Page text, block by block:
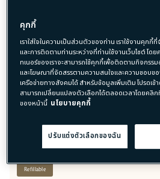
LE SÉRUM
฿ 4,200 - ฿ 12,700
(4 sizes)
LE SÉRUM
Refillable
คุกกี้
เราใส่ใจในความเป็นส่วนตัวของท่าน เราใช้งานคุกกี้
และการติดตามท่านระหว่างที่ท่านใช้งานเว็บไซต์ โด
ทเนอร์ของเราจะสามารถใช้คุกกี้เพื่อติดตามกิจกรร
และโฆษณาที่จัดสรรตามความสนใจและความชอบข
เครือข่ายทางสังคมได้ สำหรับข้อมูลเพิ่มเติม โปรดเข้
สามารถเปลี่ยนแปลงตัวเลือกได้ตลอดเวลาโดยคลิ
ของหน้านี้ นโยบายคุกกี้
ปรับแต่งตัวเลือกของฉัน